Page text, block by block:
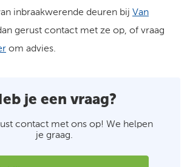
inbraakwerende deuren bij Van
gerust contact met ze op, of vraag
om advies.
je een vraag?
contact met ons op! We helpen
je graag.